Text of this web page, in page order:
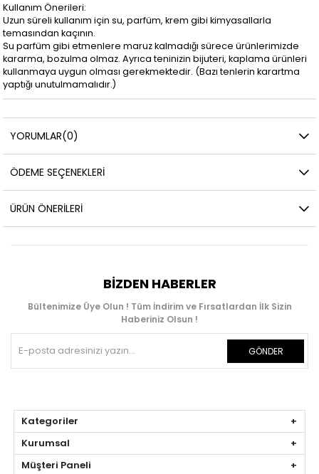
Kullanım Önerileri:
Uzun süreli kullanım için su, parfüm, krem gibi kimyasallarla
temasından kaçının.
Su parfüm gibi etmenlere maruz kalmadığı sürece ürünlerimizde
kararma, bozulma olmaz. Ayrıca teninizin bijuteri, kaplama ürünleri
kullanmaya uygun olması gerekmektedir. (Bazı tenlerin karartma
yaptığı unutulmamalıdır.)
YORUMLAR(0)
ÖDEME SEÇENEKLERI
ÜRÜN ÖNERILERI
BIZDEN HABERLER
Bültenimize Üye Olun ! Tüm İndirim ve Fırsatlardan İlk Sizin
Haberiniz Olsun !
GÖNDER
Kategoriler
Kurumsal
Müşteri Paneli